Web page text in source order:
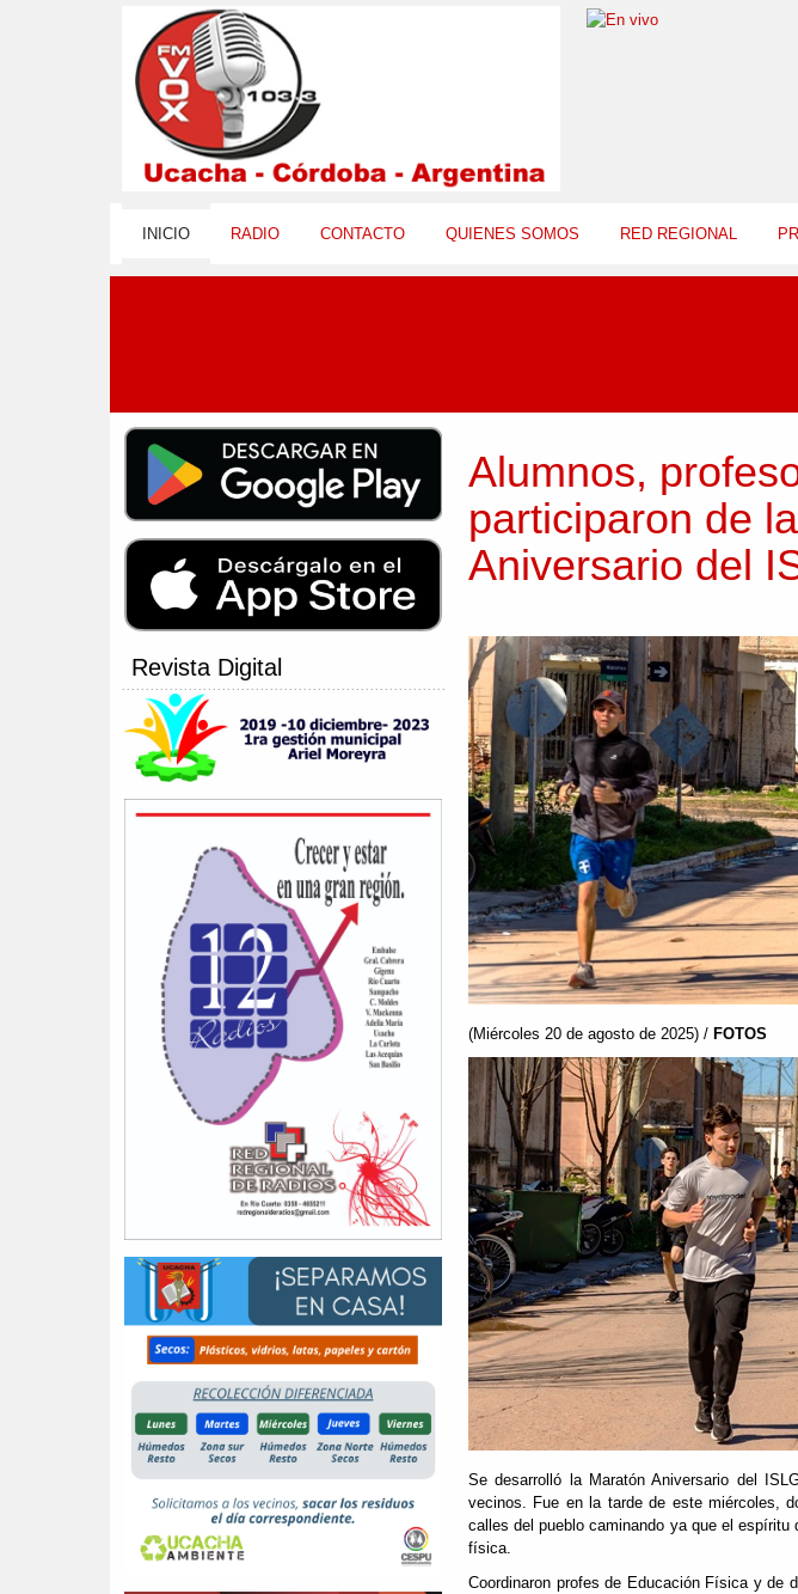
INICIO RADIO CONTACTO QUIENES SOMOS RED REGIONAL
Revista Digital
Alumnos,
participaron de
Aniversario del
(Miércoles 20 de agosto de 2025) / FOTOS
Se desarrolló la Maratón Aniversario del
vecinos. Fue en la tarde de este miércoles,
calles del pueblo caminando ya que el
física.
Coordinaron profes de Educación Física y de